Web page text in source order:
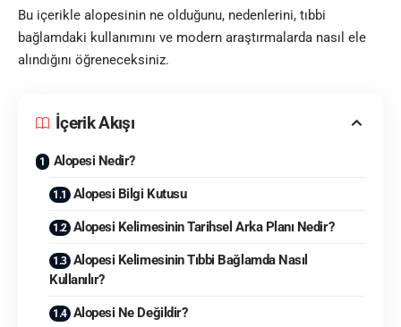
Bu içerikle alopesinin ne olduğunu, nedenlerini, tıbbi
bağlamdaki kullanımını ve modern araştırmalarda nasıl ele
alındığını öğreneceksiniz.
İçerik Akışı
Alopesi Nedir?
Alopesi Bilgi Kutusu
Alopesi Kelimesinin Tarihsel Arka Planı Nedir?
Alopesi Kelimesinin Tıbbi Bağlamda Nasıl
Kullanılır?
Alopesi Ne Değildir?